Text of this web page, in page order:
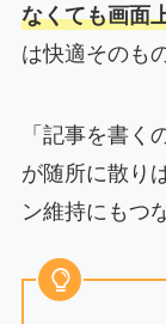
なくても画面
は快適そのも
「記事を書く
が随所に散り
ン維持にもつ